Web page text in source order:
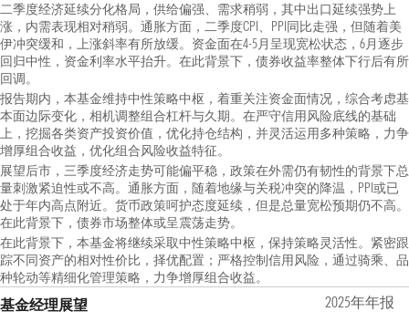
二季度经济延续分化格局，供给偏强、需求稍弱，其中出口延续强势上
涨，内需表现相对稍弱。通胀方面，二季度CPI、PPI同比走强，但随着美
伊冲突缓和，上涨斜率有所放缓。资金面在4-5月呈现宽松状态，6月逐步
回归中性，资金利率水平抬升。在此背景下，债券收益率整体下行后有所
回调。
报告期内，本基金维持中性策略中枢，着重关注资金面情况，综合考虑基
本面边际变化，相机调整组合杠杆与久期。在严守信用风险底线的基础
上，挖掘各类资产投资价值，优化持仓结构，并灵活运用多种策略，力争
增厚组合收益，优化组合风险收益特征。
展望后市，三季度经济走势可能偏平稳，政策在外需仍有韧性的背景下总
量刺激紧迫性或不高。通胀方面，随着地缘与关税冲突的降温，PPI或已
处于年内高点附近。货币政策呵护态度延续，但是总量宽松预期仍不高。
在此背景下，债券市场整体或呈震荡走势。
在此背景下，本基金将继续采取中性策略中枢，保持策略灵活性。紧密跟
踪不同资产的相对性价比，择优配置；严格控制信用风险，通过骑乘、品
种轮动等精细化管理策略，力争增厚组合收益。
基金经理展望 2025年年报